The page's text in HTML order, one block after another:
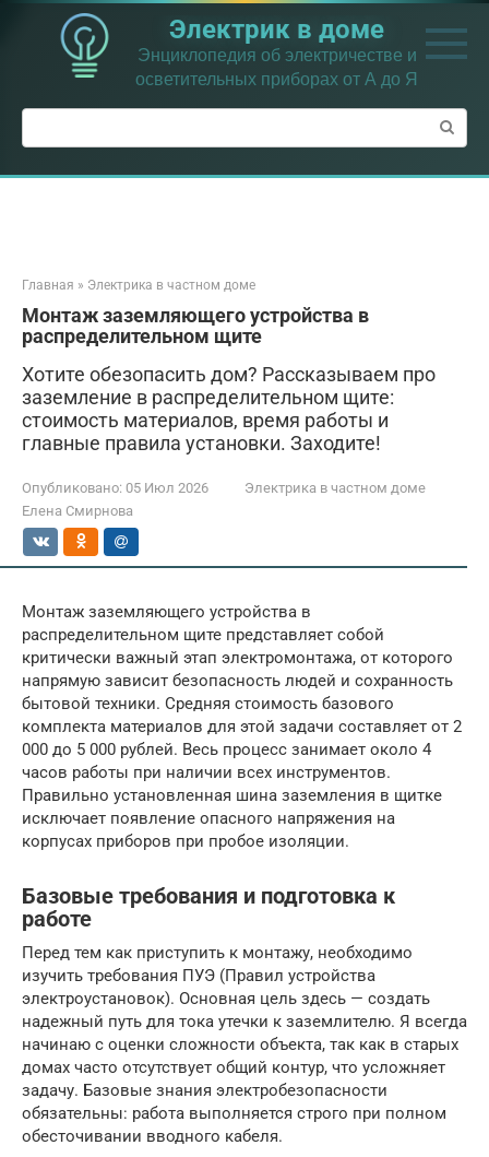
Перейти
контенту
Электрик в доме
Энциклопедия об электричестве и
осветительных приборах от А до Я
Поиск:
Главная » Электрика в частном доме
Монтаж заземляющего устройства в
распределительном щите
Хотите обезопасить дом? Рассказываем про
заземление в распределительном щите:
стоимость материалов, время работы и
главные правила установки. Заходите!
Опубликовано: 05 Июл 2026
Электрика в частном доме
Елена Смирнова
Монтаж заземляющего устройства в
распределительном щите представляет собой
критически важный этап электромонтажа, от которого
напрямую зависит безопасность людей и сохранность
бытовой техники. Средняя стоимость базового
комплекта материалов для этой задачи составляет от 2
000 до 5 000 рублей. Весь процесс занимает около 4
часов работы при наличии всех инструментов.
Правильно установленная шина заземления в щитке
исключает появление опасного напряжения на
корпусах приборов при пробое изоляции.
Базовые требования и подготовка к
работе
Перед тем как приступить к монтажу, необходимо
изучить требования ПУЭ (Правил устройства
электроустановок). Основная цель здесь — создать
надежный путь для тока утечки к заземлителю. Я всегда
начинаю с оценки сложности объекта, так как в старых
домах часто отсутствует общий контур, что усложняет
задачу. Базовые знания электробезопасности
обязательны: работа выполняется строго при полном
обесточивании вводного кабеля.